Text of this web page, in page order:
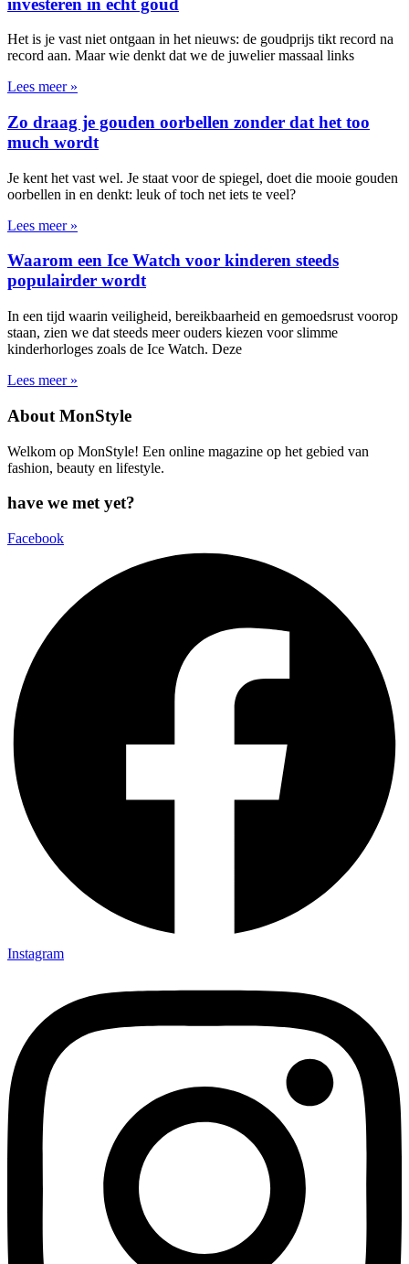
Het is je vast niet ontgaan in het nieuws: de goudprijs tikt record na
record aan. Maar wie denkt dat we de juwelier massaal links
Lees meer »
Zo draag je gouden oorbellen zonder dat het too
much wordt
Je kent het vast wel. Je staat voor de spiegel, doet die mooie gouden
oorbellen in en denkt: leuk of toch net iets te veel?
Lees meer »
Waarom een Ice Watch voor kinderen steeds
populairder wordt
In een tijd waarin veiligheid, bereikbaarheid en gemoedsrust voorop
staan, zien we dat steeds meer ouders kiezen voor slimme
kinderhorloges zoals de Ice Watch. Deze
Lees meer »
About MonStyle
Welkom op MonStyle! Een online magazine op het gebied van
fashion, beauty en lifestyle.
have we met yet?
Facebook
Instagram